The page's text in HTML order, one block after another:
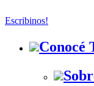
Escribinos!
Conocé